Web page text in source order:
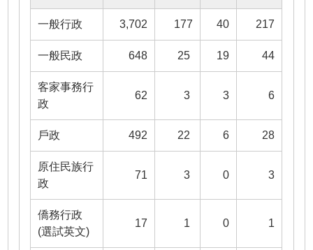
一般行政 3,702 177 40 217
一般民政 648 25 19 44
客家事務行
政
62 3 3 6
戶政 492 22 6 28
原住民族行
政
71 3 0 3
僑務行政
(選試英文)
17 1 0 1